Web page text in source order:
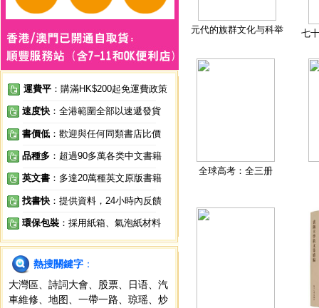
運費平 ：購滿HK$200起免運費政策
速度快 ：全港範圍全部以速遞發貨
書價低 ：歡迎與任何同類書店比價
品種多 ：超過90多萬各类中文書籍
英文書 ：多達20萬種英文原版書籍
找書快 ：提供資料，24小時內反饋
環保包裝 ：採用紙箱、氣泡紙材料
熱搜關鍵字 ：
大灣區
詩詞大會 股票 日语
汽
車維修
地图 一帶一路 琼瑶
炒
元代的族群文化与科举 七
全球高考：全三册